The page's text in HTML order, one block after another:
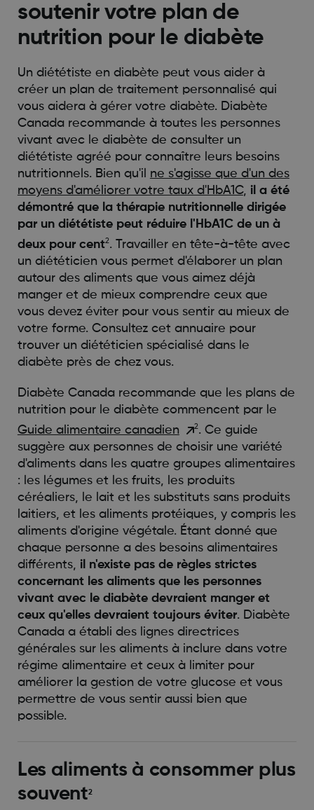
soutenir votre plan de
nutrition pour le diabète
Un diététiste en diabète peut vous aider à
créer un plan de traitement personnalisé qui
vous aidera à gérer votre diabète. Diabète
Canada recommande à toutes les personnes
vivant avec le diabète de consulter un
diététiste agréé pour connaître leurs besoins
nutritionnels. Bien qu'il ne s'agisse que d'un des
moyens d'améliorer votre taux d'HbA1C, il a été
démontré que la thérapie nutritionnelle dirigée
par un diététiste peut réduire l'HbA1C de un à
deux pour cent2. Travailler en tête-à-tête avec
un diététicien vous permet d'élaborer un plan
autour des aliments que vous aimez déjà
manger et de mieux comprendre ceux que
vous devez éviter pour vous sentir au mieux de
votre forme. Consultez cet annuaire pour
trouver un diététicien spécialisé dans le
diabète près de chez vous.
Diabète Canada recommande que les plans de
nutrition pour le diabète commencent par le
Guide alimentaire canadien
2. Ce guide
suggère aux personnes de choisir une variété
d'aliments dans les quatre groupes alimentaires
: les légumes et les fruits, les produits
céréaliers, le lait et les substituts sans produits
laitiers, et les aliments protéiques, y compris les
aliments d'origine végétale. Étant donné que
chaque personne a des besoins alimentaires
différents, il n'existe pas de règles strictes
concernant les aliments que les personnes
vivant avec le diabète devraient manger et
ceux qu'elles devraient toujours éviter. Diabète
Canada a établi des lignes directrices
générales sur les aliments à inclure dans votre
régime alimentaire et ceux à limiter pour
améliorer la gestion de votre glucose et vous
permettre de vous sentir aussi bien que
possible.
Les aliments à consommer plus
souvent2